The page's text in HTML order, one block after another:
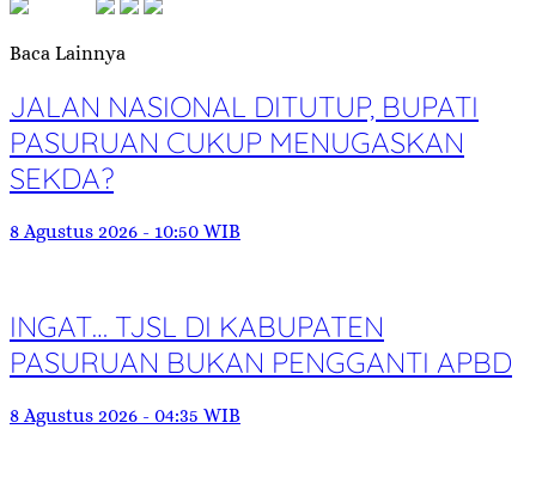
Baca Lainnya
JALAN NASIONAL DITUTUP, BUPATI
PASURUAN CUKUP MENUGASKAN
SEKDA?
8 Agustus 2026 - 10:50 WIB
INGAT… TJSL DI KABUPATEN
PASURUAN BUKAN PENGGANTI APBD
8 Agustus 2026 - 04:35 WIB